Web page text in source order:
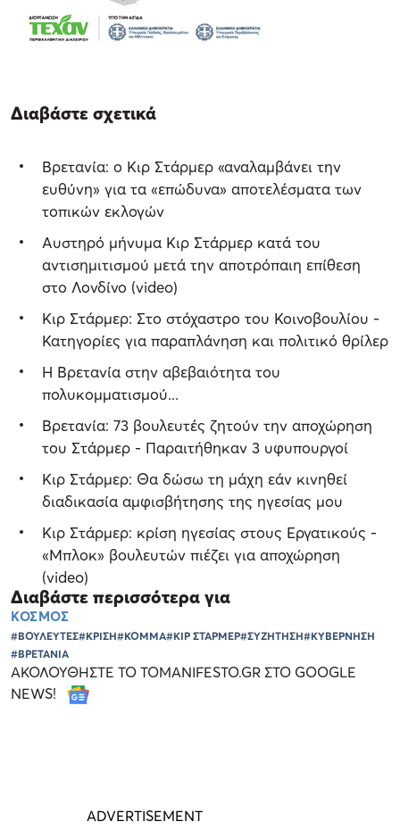
Διαβάστε σχετικά
Βρετανία: ο Κιρ Στάρμερ «αναλαμβάνει την
ευθύνη» για τα «επώδυνα» αποτελέσματα των
τοπικών εκλογών
Αυστηρό μήνυμα Κιρ Στάρμερ κατά του
αντισημιτισμού μετά την αποτρόπαιη επίθεση
στο Λονδίνο (video)
Κιρ Στάρμερ: Στο στόχαστρο του Κοινοβουλίου -
Κατηγορίες για παραπλάνηση και πολιτικό θρίλερ
Η Βρετανία στην αβεβαιότητα του
πολυκομματισμού...
Βρετανία: 73 βουλευτές ζητούν την αποχώρηση
του Στάρμερ - Παραιτήθηκαν 3 υφυπουργοί
Κιρ Στάρμερ: Θα δώσω τη μάχη εάν κινηθεί
διαδικασία αμφισβήτησης της ηγεσίας μου
Κιρ Στάρμερ: κρίση ηγεσίας στους Εργατικούς -
«Μπλοκ» βουλευτών πιέζει για αποχώρηση
(video)
Διαβάστε περισσότερα για
ΚΟΣΜΟΣ
#ΒΟΥΛΕΥΤΕΣ#ΚΡΙΣΗ#ΚΟΜΜΑ#ΚΙΡ ΣΤΑΡΜΕΡ#ΣΥΖΗΤΗΣΗ#ΚΥΒΕΡΝΗΣΗ
#ΒΡΕΤΑΝΙΑ
ΑΚΟΛΟΥΘΗΣΤΕ ΤΟ TOMANIFESTO.GR ΣΤΟ GOOGLE
NEWS!